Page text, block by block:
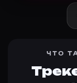
О чём фильм
Увядающая
Дата выхода в
Какой рейтинг
Актуальный
Как
ЧТО